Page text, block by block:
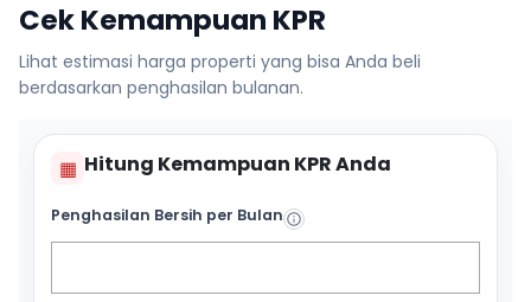
Cek Kemampuan KPR
Lihat estimasi harga properti yang bisa Anda beli
berdasarkan penghasilan bulanan.
▦ Hitung Kemampuan KPR Anda
Penghasilan Bersih per Bulan